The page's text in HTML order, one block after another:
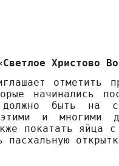
Христово
отметить
начинались
быть на
и многими
покатать яйца
пасхальную